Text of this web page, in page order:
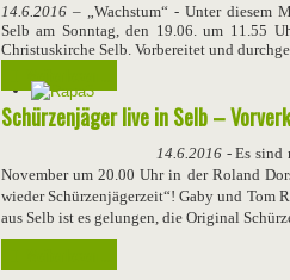
14.6.2016– „Wachstum“ - Unter diesem
Selb am Sonntag, den 19.06. um 11.55
Christuskirche Selb. Vorbereitet und
Weiterlesen ...
Schürzenjäger live in Selb –
14.6.2016 -Es sind
November um 20.00 Uhr in der Roland
wieder Schürzenjägerzeit“! Gaby und Tom
aus Selb ist es gelungen, die Original